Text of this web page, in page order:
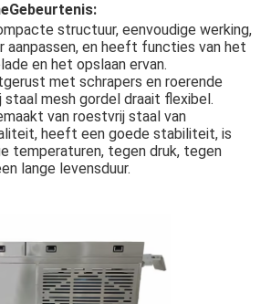
Gebeurtenis:
structuur, eenvoudige werking,
aanpassen, en heeft functies van het
en het opslaan ervan.
met schrapers en roerende
staal mesh gordel draait flexibel.
van roestvrij staal van
heeft een goede stabiliteit, is
temperaturen, tegen druk, tegen
lange levensduur.